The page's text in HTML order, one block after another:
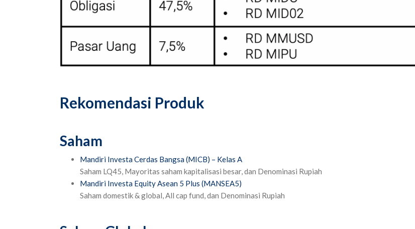
Rekomendasi Produk
Saham
Mandiri Investa Cerdas Bangsa (MICB) – Kelas A
Saham LQ45, Mayoritas saham kapitalisasi besar, dan Denominasi Rupiah
Mandiri Investa Equity Asean 5 Plus (MANSEA5)
Saham domestik & global, All cap fund, dan Denominasi Rupiah